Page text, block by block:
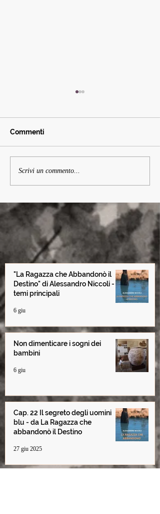
Non dimenticare i sogni
Commenti
Scrivi un commento...
"La Ragazza che Abbandonò il
Destino" di Alessandro Niccoli -
temi principali
6 giu
Non dimenticare i sogni dei
bambini
6 giu
Cap. 22 Il segreto degli uomini
blu - da La Ragazza che
abbandonò il Destino
27 giu 2025